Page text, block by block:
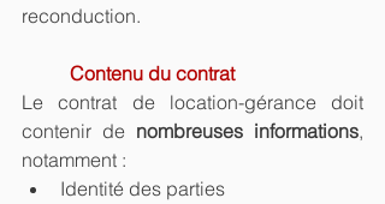
reconduction.
Contenu du contrat
Le contrat de location-gérance doit
contenir de nombreuses informations,
notamment :
Identité des parties